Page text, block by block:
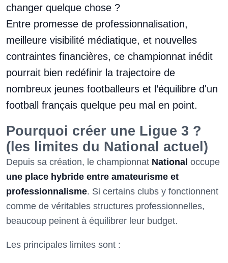
changer quelque chose ?
Entre promesse de professionnalisation,
meilleure visibilité médiatique, et nouvelles
contraintes financières, ce championnat inédit
pourrait bien redéfinir la trajectoire de
nombreux jeunes footballeurs et l’équilibre d'un
football français quelque peu mal en point.
Pourquoi créer une Ligue 3 ?
(les limites du National actuel)
Depuis sa création, le championnat National occupe
une place hybride entre amateurisme et
professionnalisme. Si certains clubs y fonctionnent
comme de véritables structures professionnelles,
beaucoup peinent à équilibrer leur budget.
Les principales limites sont :